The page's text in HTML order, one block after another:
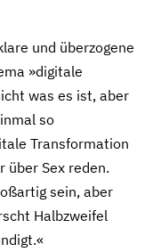
und überzogene
»digitale
was es ist, aber
so
Transformation
über Sex reden.
sein, aber
Halbzweifel